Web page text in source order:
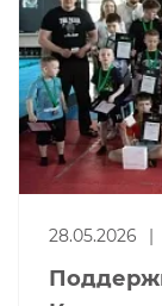
28.05.2026